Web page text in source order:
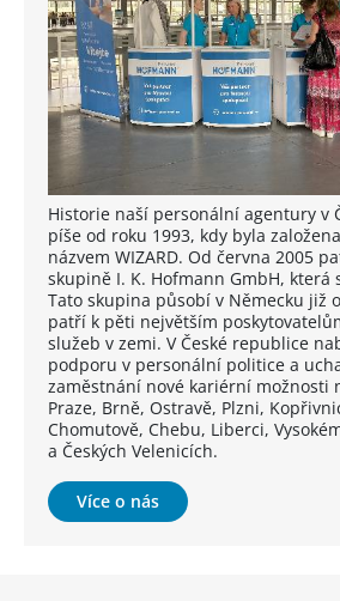
Historie naší personální agentury v
píše od roku 1993, kdy byla
názvem WIZARD. Od června 2005
skupině I. K. Hofmann GmbH,
Tato skupina působí v Německu již
patří k pěti největším
služeb v zemi. V České republice
podporu v personální politice a
zaměstnání nové kariérní možnosti
Praze, Brně, Ostravě, Plzni,
Chomutově, Chebu, Liberci,
a Českých Velenicích.
Více o nás